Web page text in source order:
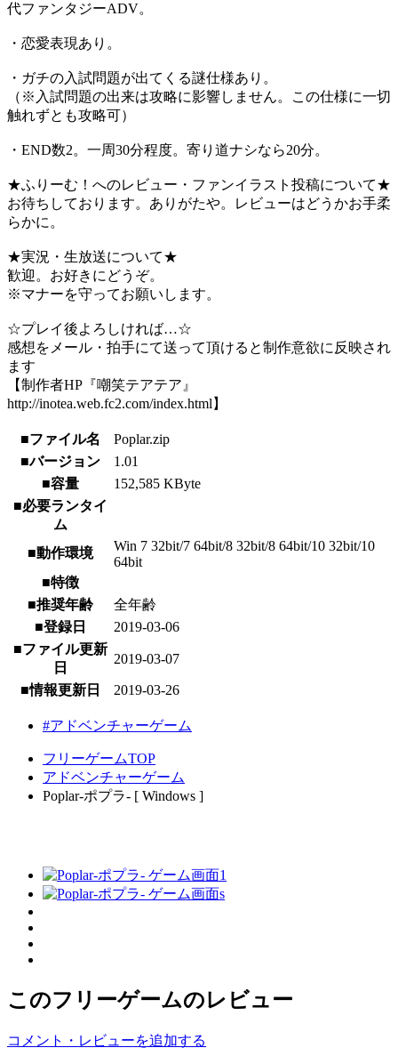
代ファンタジーADV。
・恋愛表現あり。
・ガチの入試問題が出てくる謎仕様あり。
（※入試問題の出来は攻略に影響しません。この仕様に一切
触れずとも攻略可）
・END数2。一周30分程度。寄り道ナシなら20分。
★ふりーむ！へのレビュー・ファンイラスト投稿について★
お待ちしております。ありがたや。レビューはどうかお手柔
らかに。
★実況・生放送について★
歓迎。お好きにどうぞ。
※マナーを守ってお願いします。
☆プレイ後よろしければ…☆
感想をメール・拍手にて送って頂けると制作意欲に反映され
ます
【制作者HP『嘲笑テアテア』
http://inotea.web.fc2.com/index.html】
■ファイル名
Poplar.zip
■バージョン
1.01
■容量
152,585 KByte
■必要ランタイ
ム
■動作環境
Win 7 32bit/7 64bit/8 32bit/8 64bit/10 32bit/10
64bit
■特徴
■推奨年齢
全年齢
■登録日
2019-03-06
■ファイル更新
日
2019-03-07
■情報更新日 2019-03-26
#アドベンチャーゲーム
フリーゲームTOP
アドベンチャーゲーム
Poplar-ポプラ- [ Windows ]
このフリーゲームのレビュー
コメント・レビューを追加する